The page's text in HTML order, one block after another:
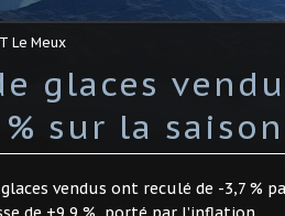
Le Meux
glaces
sur la
vendus ont reculé de -3,7 %